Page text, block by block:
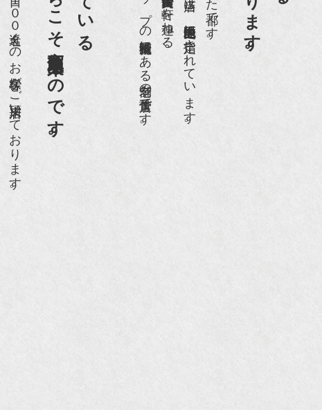
京都祇園骨董街の中でも当店は、歴史的保全地区に指定されています。
日本でもトップの祇園骨董街にある老舗の骨董店です。
世界各国から１日１００名近くのお客様がご来店頂いております。